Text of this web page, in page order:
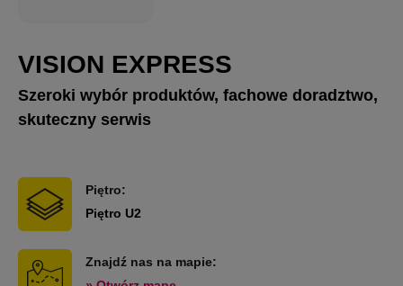
VISION EXPRESS
Szeroki wybór produktów, fachowe doradztwo,
skuteczny serwis
Piętro:
Piętro U2
Znajdź nas na mapie: